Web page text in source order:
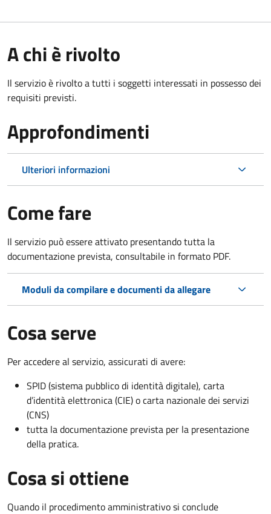
A chi è rivolto
Il servizio è rivolto a tutti i soggetti interessati in possesso dei
requisiti previsti.
Approfondimenti
Ulteriori informazioni
Come fare
Il servizio può essere attivato presentando tutta la
documentazione prevista, consultabile in formato PDF.
Moduli da compilare e documenti da allegare
Cosa serve
Per accedere al servizio, assicurati di avere:
SPID (sistema pubblico di identità digitale), carta
d’identità elettronica (CIE) o carta nazionale dei servizi
(CNS)
tutta la documentazione prevista per la presentazione
della pratica.
Cosa si ottiene
Quando il procedimento amministrativo si conclude